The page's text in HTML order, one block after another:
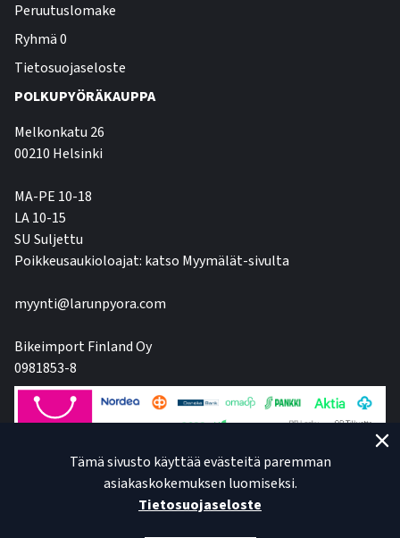
Peruutuslomake
Ryhmä 0
Tietosuojaseloste
POLKUPYÖRÄKAUPPA
Melkonkatu 26
00210 Helsinki
MA-PE 10-18
LA 10-15
SU Suljettu
Poikkeusaukioloajat: katso Myymälät-sivulta
myynti@larunpyora.com
Bikeimport Finland Oy
0981853-8
Tämä sivusto käyttää evästeitä paremman
asiakaskokemuksen luomiseksi.
Tietosuojaseloste